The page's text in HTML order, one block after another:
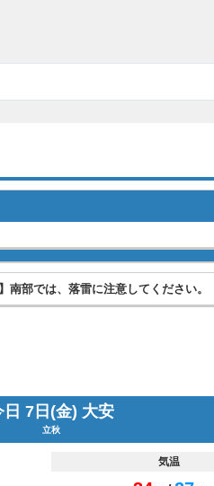
南部では、落雷に注意してください。
日 7日(金) 大安
立秋
気温